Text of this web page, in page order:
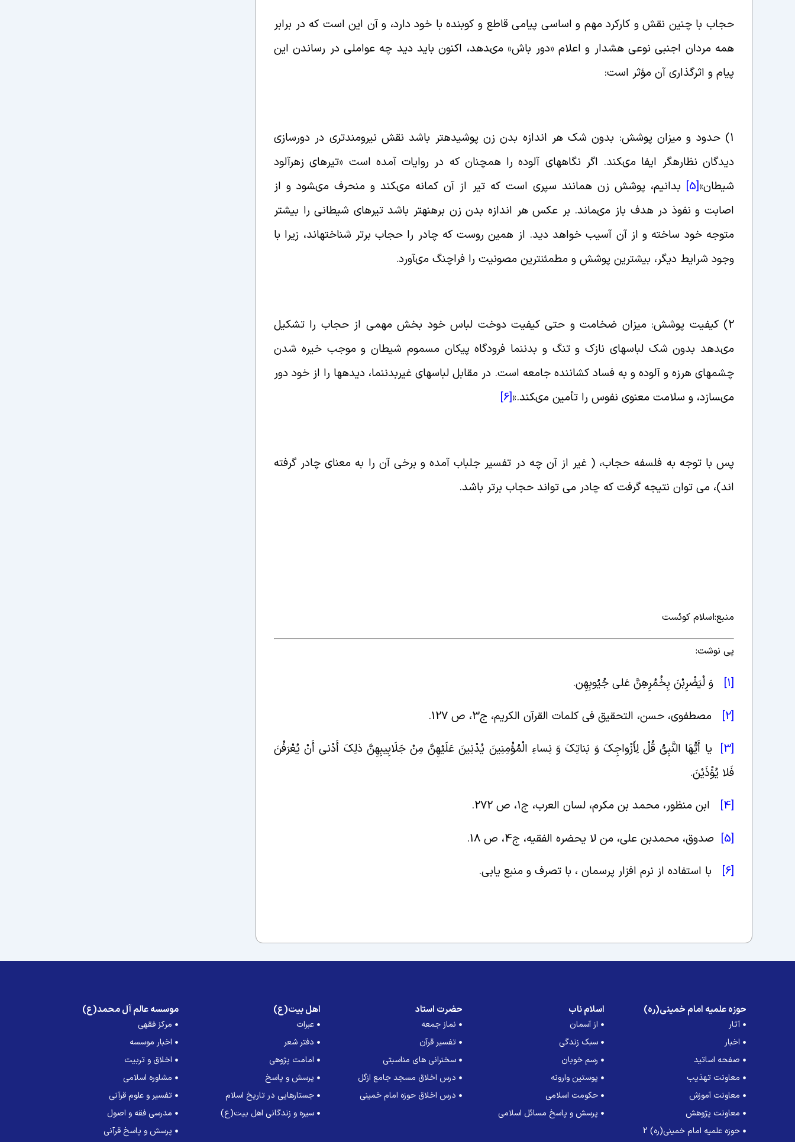
حجاب با چنین نقش و کارکرد مهم و اساسى پیامى قاطع و کوبنده با خود دارد، و آن این است که در برابر
همه مردان اجنبى نوعى هشدار و اعلام «دور باش» مى‏دهد، اکنون باید دید چه عواملى در رساندن این
پیام و اثرگذارى آن مؤثر است:
1)
حدود و میزان پوشش: بدون شک هر اندازه بدن زن پوشیده‏تر باشد نقش نیرومندترى در دورسازى
دیدگان نظاره‏گر ایفا مى‏کند. اگر نگاه‏هاى آلوده را همچنان که در روایات آمده است «تیرهاى زهرآلود
شیطان»
[5]
بدانیم، پوشش زن همانند سپرى است که تیر از آن کمانه مى‏کند و منحرف مى‏شود و از
اصابت و نفوذ در هدف باز مى‏ماند. بر عکس هر اندازه بدن زن برهنه‏تر باشد تیرهاى شیطانى را بیشتر
متوجه خود ساخته و از آن آسیب خواهد دید. از همین روست که چادر را حجاب برتر شناخته‏اند، زیرا با
وجود شرایط دیگر، بیشترین پوشش و مطمئن‏ترین مصونیت را فراچنگ مى‏آورد.
2)
کیفیت پوشش: میزان ضخامت و حتى کیفیت دوخت لباس خود بخش مهمى از حجاب را تشکیل
مى‏دهد بدون شک لباس‏هاى نازک و تنگ و بدن‏نما فرودگاه پیکان مسموم شیطان و موجب خیره شدن
چشم‏هاى هرزه و آلوده و به فساد کشاننده جامعه است. در مقابل لباس‏هاى غیربدن‏نما، دیده‏ها را از خود دور
مى‏سازد، و سلامت معنوى نفوس را تأمین مى‏کند.»
[6]
پس با توجه به فلسفه حجاب، ( غیر از آن چه در تفسیر جلباب آمده و برخی آن را به معنای چادر گرفته
اند)، می توان نتیجه گرفت که چادر می تواند حجاب برتر باشد.
منبع:اسلام کوئست
پی نوشت:
[1] وَ لْیَضْرِبْنَ بِخُمُرِهِنَّ عَلى‏ جُیُوبِهِن‏.
[2]
مصطفوی، حسن، التحقیق فی کلمات القرآن الکریم، ج3، ص 127
.
[3]
یا أَیُّهَا النَّبِیُّ قُلْ لِأَزْواجِکَ وَ بَناتِکَ وَ نِساءِ الْمُؤْمِنِینَ یُدْنِینَ عَلَیْهِنَّ مِنْ جَلَابِیبِهِنَّ ذلِکَ أَدْنى‏ أَنْ یُعْرَفْنَ
فَلا یُؤْذَیْنَ.
[4]
ابن منظور، محمد بن مکرم، لسان العرب، ج1، ص 272
.
[5]
صدوق، محمدبن علی، من لا یحضره الفقیه، ج4، ص 18
.
[6]
با استفاده از نرم افزار پرسمان ، با تصرف و منبع یابی.
حوزه علمیه امام خمینی(ره)
آثار
اخبار
صفحه اساتید
معاونت تهذیب
معاونت آموزش
معاونت پژوهش
حوزه علمیه امام خمینی(ره) 2
اسلام ناب
از آسمان
سبک زندگی
رسم خوبان
پوستین وارونه
حکومت اسلامی
پرسش و پاسخ مسائل اسلامی
حضرت استاد
نماز جمعه
تفسیر قرآن
سخنرانی های مناسبتی
درس اخلاق مسجد جامع ازگل
درس اخلاق حوزه امام خمینی
اهل بیت(ع)
عبرات
دفتر شعر
امامت پژوهی
پرسش و پاسخ
جستارهایی در تاریخ اسلام
سیره و زندگانی اهل بیت(ع)
موسسه عالم آل محمد(ع)
مرکز فقهی
اخبار موسسه
اخلاق و تربیت
مشاوره اسلامی
تفسیر و علوم قرآنی
مدرسی فقه و اصول
پرسش و پاسخ قرآنی